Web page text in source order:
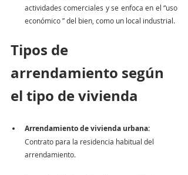
actividades comerciales y se enfoca en el “uso
económico ” del bien, como un local industrial.
Tipos de
arrendamiento según
el tipo de vivienda
Arrendamiento de vivienda urbana:
Contrato para la residencia habitual del
arrendamiento.